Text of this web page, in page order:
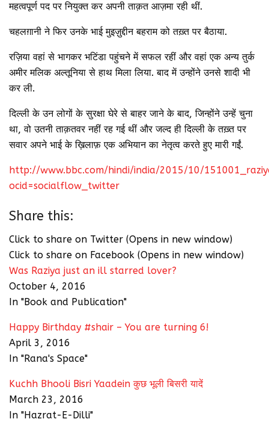
महत्वपूर्ण पद पर नियुक्त कर अपनी ताक़त आज़मा रही थीं.
चहलग़ानी ने फिर उनके भाई मुइज़ुद्दीन बहराम को तख़्त पर बैठाया.
रज़िया वहां से भागकर भटिंडा पहुंचने में सफल रहीं और वहां एक अन्य तुर्क
अमीर मलिक अल्तूनिया से हाथ मिला लिया. बाद में उन्होंने उनसे शादी भी
कर ली.
दिल्ली के उन लोगों के सुरक्षा घेरे से बाहर जाने के बाद, जिन्होंने उन्हें चुना
था, वो उतनी ताक़तवर नहीं रह गई थीं और जल्द ही दिल्ली के तख़्त पर
सवार अपने भाई के ख़िलाफ़ एक अभियान का नेतृत्व करते हुए मारी गईं.
http://www.bbc.com/hindi/india/2015/10/
ocid=socialflow_twitter
Share this:
Click to share on Twitter (Opens in new window)
Click to share on Facebook (Opens in new window)
Was Raziya just an ill starred lover?
October 4, 2016
In "Book and Publication"
Happy Birthday #shair – You are turning 6!
April 3, 2016
In "Rana's Space"
Kuchh Bhooli Bisri Yaadein कुछ भूली बिसरी यादें
March 23, 2016
In "Hazrat-E-Dilli"